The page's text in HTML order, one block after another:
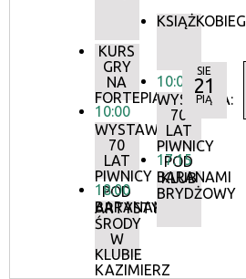
KURS
GRY
NA
FORTEPIANIE
10:00
WYSTAWA:
70
LAT
PIWNICY
POD
BARANAMI
18:00
ARTYSTYCZNE
ŚRODY
W
KLUBIE
KAZIMIERZ
KSIĄŻKOBIEG
10:00
WYSTAWA:
70
LAT
PIWNICY
POD
BARANAMI
17:15
KLUB
BRYDŻOWY
SIE
21
PIĄ